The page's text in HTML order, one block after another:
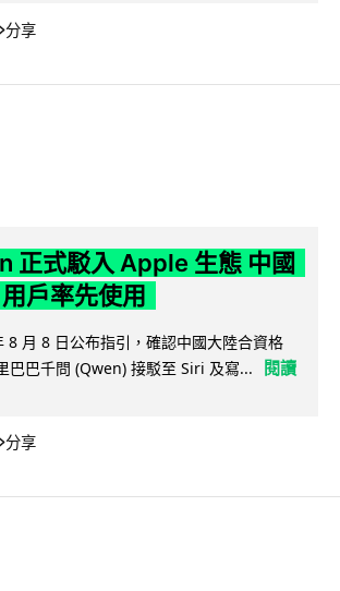
分享
正式駁入 Apple 生態 中國
戶率先使用
月 8 日公布指引，確認中國大陸合資格
巴巴千問 (Qwen) 接駁至 Siri 及寫...
閱讀
分享